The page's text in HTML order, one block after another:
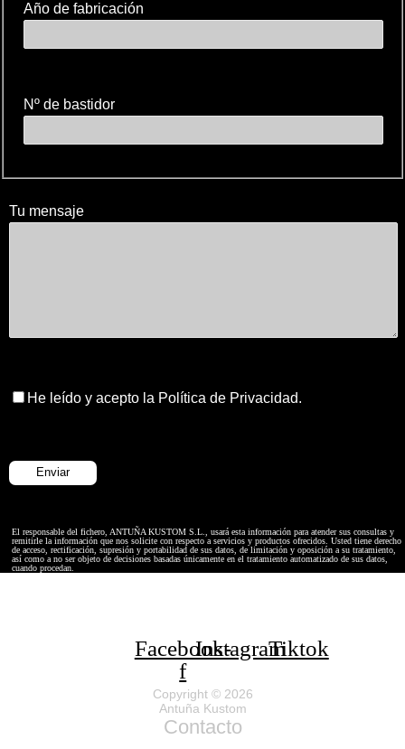
Año de fabricación
Nº de bastidor
Tu mensaje
He leído y acepto la Política de Privacidad.
El responsable del fichero, ANTUÑA KUSTOM S.L., usará esta información para atender sus consultas y
remitirle la información que nos solicite con respecto a servicios y productos ofrecidos. Usted tiene derecho
de acceso, rectificación, supresión y portabilidad de sus datos, de limitación y oposición a su tratamiento,
así como a no ser objeto de decisiones basadas únicamente en el tratamiento automatizado de sus datos,
cuando procedan.
Facebook-
f
InstagramTiktok
Copyright © 2026
Antuña Kustom
Contacto